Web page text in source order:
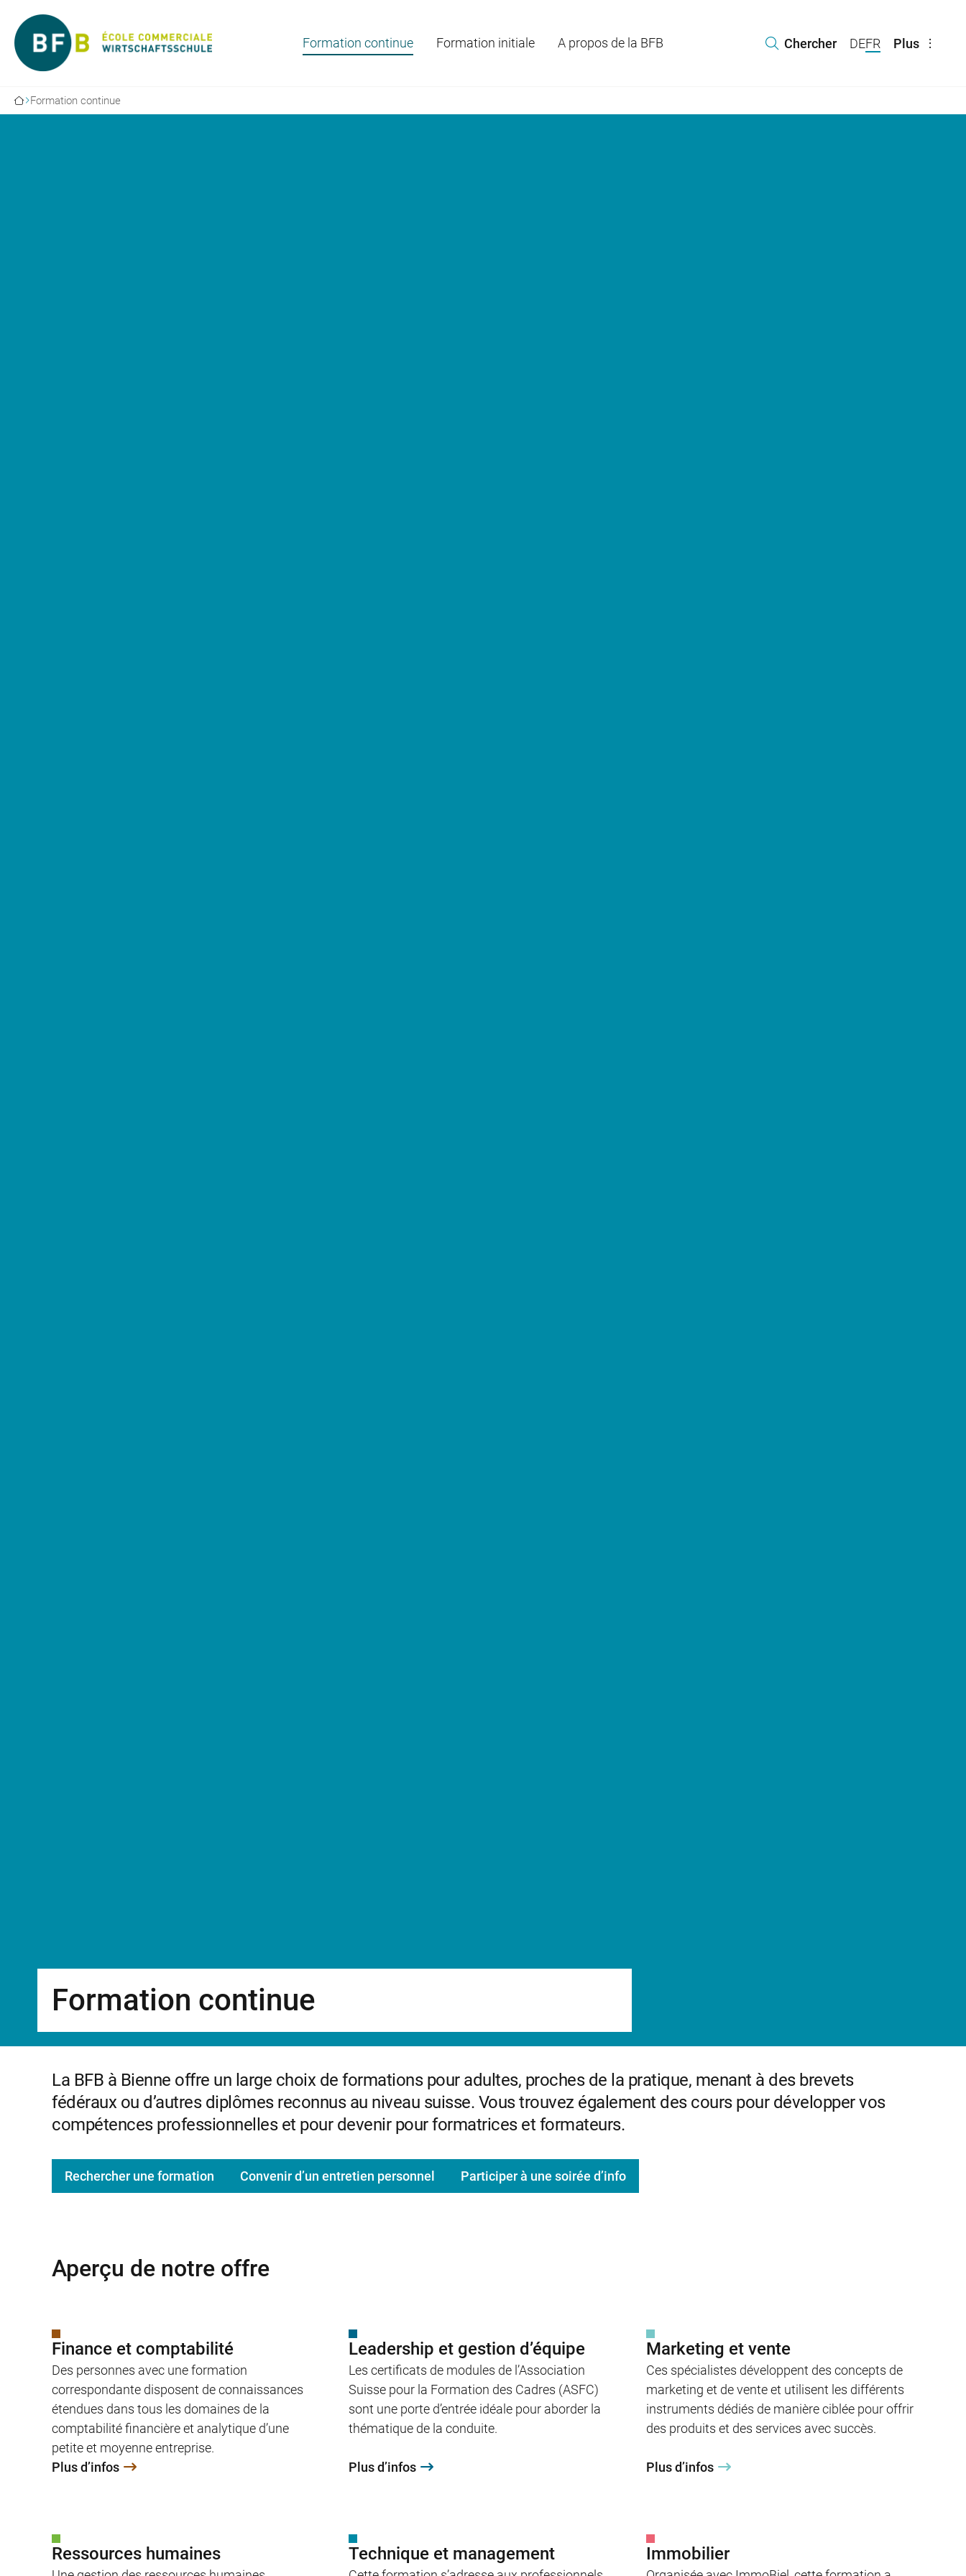
Formation continue Formation initiale A propos de la BFB Chercher DEFR Plus
Formation continue
Formation continue
La BFB à Bienne offre un large choix de formations pour adultes, proches de la pratique, menant à des brevets
fédéraux ou d’autres diplômes reconnus au niveau suisse. Vous trouvez également des cours pour développer vos
compétences professionnelles et pour devenir pour formatrices et formateurs.
Rechercher une formation Convenir d’un entretien personnel Participer à une soirée d’info
Aperçu de notre offre
Finance et comptabilité
Des personnes avec une formation
correspondante disposent de connaissances
étendues dans tous les domaines de la
comptabilité financière et analytique d’une
petite et moyenne entreprise.
Plus d’infos
Leadership et gestion d’équipe
Les certificats de modules de l’Association
Suisse pour la Formation des Cadres (ASFC)
sont une porte d’entrée idéale pour aborder la
thématique de la conduite.
Plus d’infos
Marketing et vente
Ces spécialistes développent des concepts de
marketing et de vente et utilisent les différents
instruments dédiés de manière ciblée pour offrir
des produits et des services avec succès.
Plus d’infos
Ressources humaines Technique et management Immobilier